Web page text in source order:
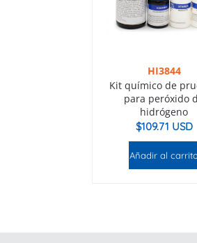
HI3844
Kit químico de
para peróxido
hidrógeno
$109.71 USD
Añadir al